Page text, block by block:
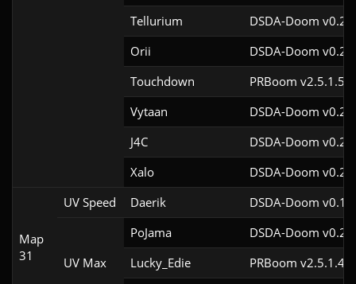
Tellurium
DSDA-Doom
Orii
DSDA-Doom
Touchdown
PRBoom
Vytaan
DSDA-Doom
J4C
DSDA-Doom
Xalo
DSDA-Doom
Map
31
UV Speed Daerik DSDA-Doom
UV Max
PoJama
DSDA-Doom
Lucky_Edie
PRBoom